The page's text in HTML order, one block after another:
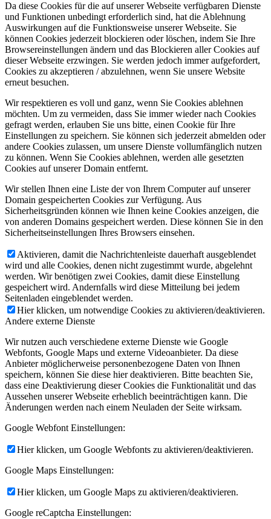
Da diese Cookies für die auf unserer Webseite verfügbaren Dienste
und Funktionen unbedingt erforderlich sind, hat die Ablehnung
Auswirkungen auf die Funktionsweise unserer Webseite. Sie
können Cookies jederzeit blockieren oder löschen, indem Sie Ihre
Browsereinstellungen ändern und das Blockieren aller Cookies auf
dieser Webseite erzwingen. Sie werden jedoch immer aufgefordert,
Cookies zu akzeptieren / abzulehnen, wenn Sie unsere Website
erneut besuchen.
Wir respektieren es voll und ganz, wenn Sie Cookies ablehnen
möchten. Um zu vermeiden, dass Sie immer wieder nach Cookies
gefragt werden, erlauben Sie uns bitte, einen Cookie für Ihre
Einstellungen zu speichern. Sie können sich jederzeit abmelden oder
andere Cookies zulassen, um unsere Dienste vollumfänglich nutzen
zu können. Wenn Sie Cookies ablehnen, werden alle gesetzten
Cookies auf unserer Domain entfernt.
Wir stellen Ihnen eine Liste der von Ihrem Computer auf unserer
Domain gespeicherten Cookies zur Verfügung. Aus
Sicherheitsgründen können wie Ihnen keine Cookies anzeigen, die
von anderen Domains gespeichert werden. Diese können Sie in den
Sicherheitseinstellungen Ihres Browsers einsehen.
Aktivieren, damit die Nachrichtenleiste dauerhaft ausgeblendet
wird und alle Cookies, denen nicht zugestimmt wurde, abgelehnt
werden. Wir benötigen zwei Cookies, damit diese Einstellung
gespeichert wird. Andernfalls wird diese Mitteilung bei jedem
Seitenladen eingeblendet werden.
Hier klicken, um notwendige Cookies zu aktivieren/deaktivieren.
Andere externe Dienste
Wir nutzen auch verschiedene externe Dienste wie Google
Webfonts, Google Maps und externe Videoanbieter. Da diese
Anbieter möglicherweise personenbezogene Daten von Ihnen
speichern, können Sie diese hier deaktivieren. Bitte beachten Sie,
dass eine Deaktivierung dieser Cookies die Funktionalität und das
Aussehen unserer Webseite erheblich beeinträchtigen kann. Die
Änderungen werden nach einem Neuladen der Seite wirksam.
Google Webfont Einstellungen:
Hier klicken, um Google Webfonts zu aktivieren/deaktivieren.
Google Maps Einstellungen:
Hier klicken, um Google Maps zu aktivieren/deaktivieren.
Google reCaptcha Einstellungen: